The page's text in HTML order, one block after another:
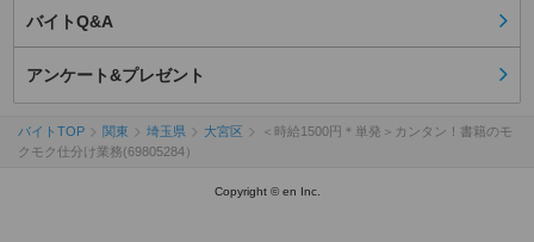
バイトQ&A
アンケート&プレゼント
バイトTOP 関東 埼玉県 大宮区
＜時給1500円＊単発＞カンタン！書籍のモ
クモク仕分け業務(69805284）
Copyright © en Inc.